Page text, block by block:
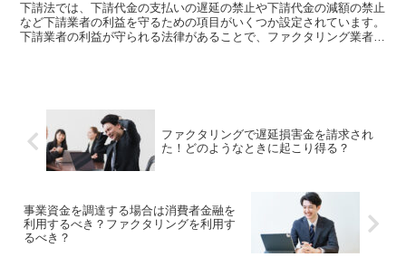
下請法では、下請代金の支払いの遅延の禁止や下請代金の減額の禁止
など下請業者の利益を守るための項目がいくつか設定されています。
下請業者の利益が守られる法律があることで、ファクタリング業者側
ファクタリングで遅延損害金を請求され
た！どのようなときに起こり得る？
事業資金を調達する場合は消費者金融を
利用するべき？ファクタリングを利用す
るべき？